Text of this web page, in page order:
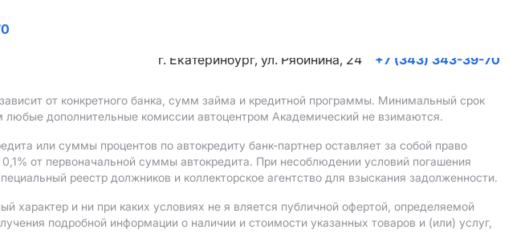
г. Екатеринбург, ул. Рябинина, 24
+7 (343) 343-39-70
от конкретного банка, сумм займа и кредитной программы. Минимальный срок
дополнительные комиссии автоцентром Академический не взимаются.
или суммы процентов по автокредиту банк-партнер оставляет за собой право
от первоначальной суммы автокредита. При несоблюдении условий погашения
реестр должников и коллекторское агентство для взыскания задолженности.
характер и ни при каких условиях не я вляется публичной офертой, определяемой
подробной информации о наличии и стоимости указанных товаров и (или) услуг,